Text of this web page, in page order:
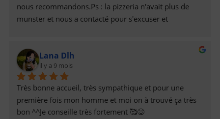
nous recommandons.Ps : la pizzeria n'avait plus de
munster et nous a contacté pour s'excuser et
Lana Dlh
il y a 9 mois
Très bonne accueil, très sympathique et pour une
première fois mon homme et moi on à trouvé ça très
bon ^^Je conseille très fortement 🥰😋